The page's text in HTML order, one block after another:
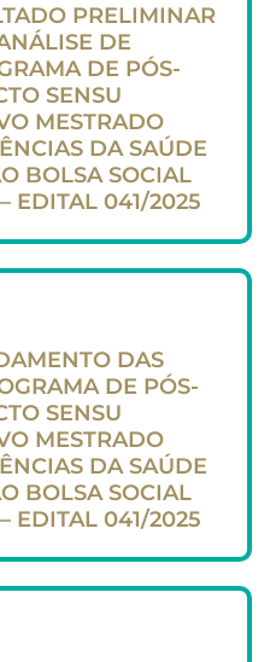
PRELIMINAR
DE
DE PÓS-
SENSU
MESTRADO
DA SAÚDE
BOLSA SOCIAL
EDITAL 041/2025
DAS
DE PÓS-
SENSU
MESTRADO
DA SAÚDE
BOLSA SOCIAL
EDITAL 041/2025